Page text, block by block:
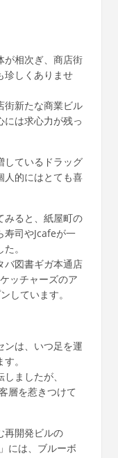
が相次ぎ、商店街
珍しくありませ
街新たな商業ビル
には求心力が残っ
しているドラッグ
人的にはとても喜
みると、紙屋町の
寿司やJcafeが一
。
バ図書ギガ本通店
ッチャーズのア
しています。
ンは、いつ足を運
。
ましたが、
層を惹きつけて
再開発ビルの
には、ブルーボ